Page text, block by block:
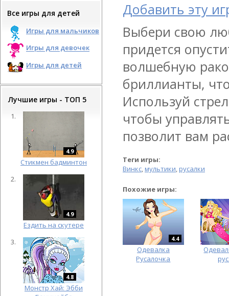
Все игры для детей
Игры для мальчиков
Игры для девочек
Игры для детей
Лучшие игры - ТОП 5
4.9
Cтикмен бадминтон
4.9
Ездить на скутере
4.8
Монстр Хай: Эбби
Добавить эту
Выбери свою
придется
волшебную
бриллианты,
Используй
чтобы
позволит вам
Теги игры:
Винкс, мультики, русалки
Похожие игры:
4.4
Одевалка
Русалочка